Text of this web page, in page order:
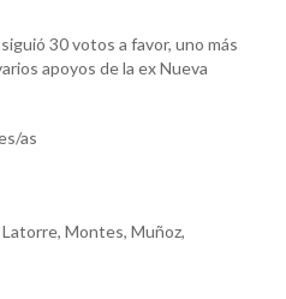
30 votos a favor, uno más
apoyos de la ex Nueva
as
Montes, Muñoz,